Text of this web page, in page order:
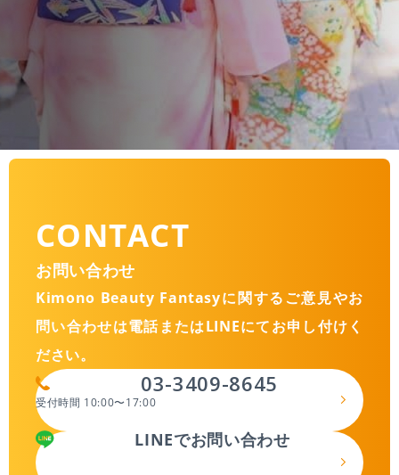
CONTACT
お問い合わせ
Kimono Beauty Fantasyに関するご意見やお
問い合わせは電話またはLINEにてお申し付けく
ださい。
03-3409-8645
受付時間 10:00〜17:00
LINEでお問い合わせ